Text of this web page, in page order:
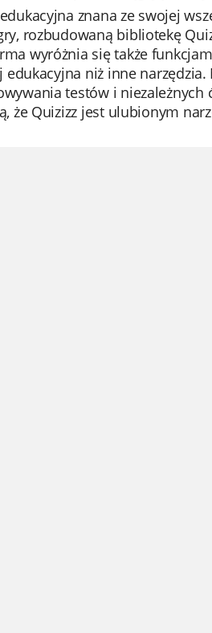
znana ze swojej
rozbudowaną bibliotekę
wyróżnia się także
niż inne
testów i niezależnych
że Quizizz jest ulubionym